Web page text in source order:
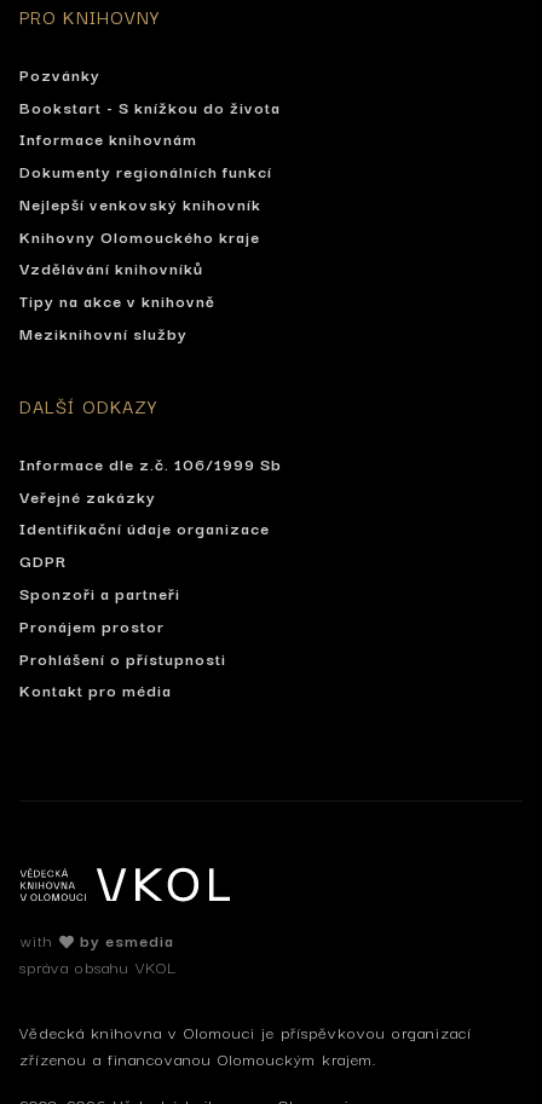
PRO KNIHOVNY
Pozvánky
Bookstart - S knížkou do života
Informace knihovnám
Dokumenty regionálních funkcí
Nejlepší venkovský knihovník
Knihovny Olomouckého kraje
Vzdělávání knihovníků
Tipy na akce v knihovně
Meziknihovní služby
DALŠÍ ODKAZY
Informace dle z.č. 106/1999 Sb
Veřejné zakázky
Identifikační údaje organizace
GDPR
Sponzoři a partneři
Pronájem prostor
Prohlášení o přístupnosti
Kontakt pro média
with
by esmedia
správa obsahu VKOL
Vědecká knihovna v Olomouci je příspěvkovou organizací
zřízenou a financovanou Olomouckým krajem.